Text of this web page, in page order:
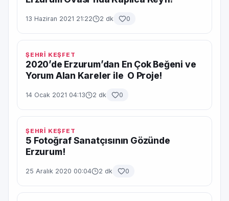
13 Haziran 2021 21:22 2 dk 0
ŞEHRİ KEŞFET
2020’de Erzurum’dan En Çok Beğeni ve
Yorum Alan Kareler ile O Proje!
14 Ocak 2021 04:13 2 dk 0
ŞEHRİ KEŞFET
5 Fotoğraf Sanatçısının Gözünde
Erzurum!
25 Aralık 2020 00:04 2 dk 0